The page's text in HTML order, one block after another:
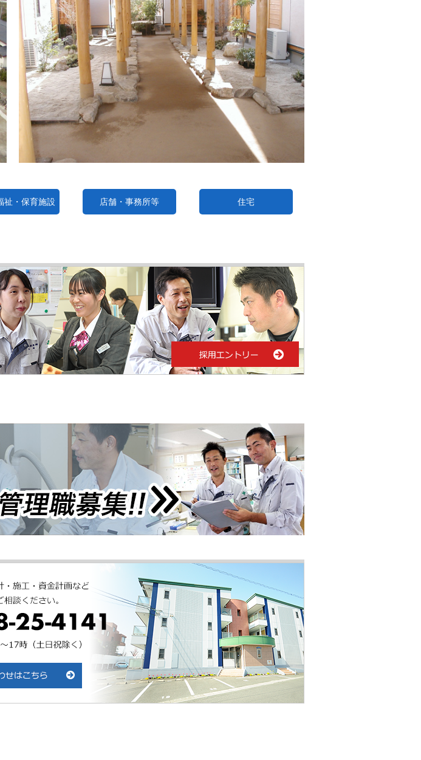
祉・保育施設 店舗・事務所等 住宅